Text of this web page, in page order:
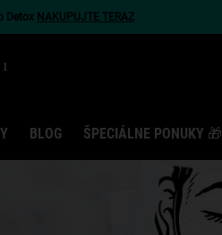
Detox NAKUPUJTE TERAZ
BLOG ŠPECIÁLNE PONUKY 🎁